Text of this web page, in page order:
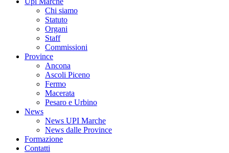
Chi siamo
Statuto
Organi
Staff
Commissioni
Province
Ancona
Ascoli Piceno
Fermo
Macerata
Pesaro e Urbino
News
News UPI Marche
News dalle Province
Formazione
Contatti